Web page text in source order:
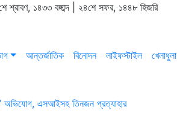
শ্রাবণ, ১৪৩৩ বঙ্গাব্দ | ২৪শে সফর, ১৪৪৮ হিজরি
আন্তর্জাতিক বিনোদন লাইফস্টাইল খেলাধুলা
অভিযোগ, এসআইসহ তিনজন প্রত্যাহার